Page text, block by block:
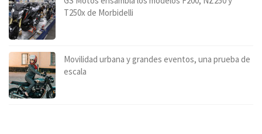
T250x de Morbidelli
Movilidad urbana y grandes eventos, una prueba de
escala